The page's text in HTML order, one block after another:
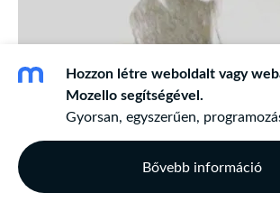
Hozzon létre weboldalt vagy
Mozello segítségével.
Gyorsan, egyszerűen,
Bővebb információ